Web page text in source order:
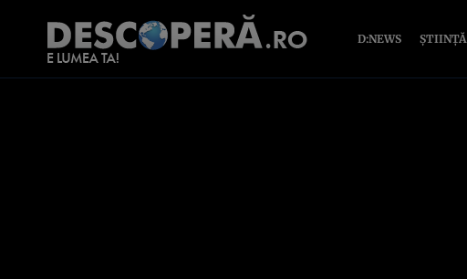
D:NEWS ȘTIINȚĂ